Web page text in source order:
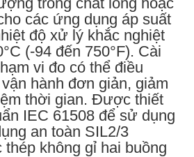
các ứng dụng áp suất
độ xử lý khắc nghiệt
(-94 đến 750°F). Cài
vi đo có thể điều
hành đơn giản, giảm
thời gian. Được thiết
IEC 61508 để sử dụng
an toàn SIL2/3
thép không gỉ hai buồng